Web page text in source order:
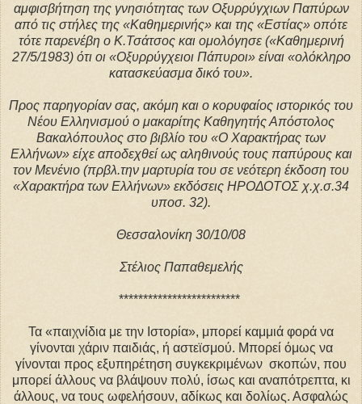
αμφισβήτηση της γνησιότητας των Οξυρρύγχιων Παπύρων
από τις στήλες της «Καθημερινής» και της «Εστίας» οπότε
τότε παρενέβη ο Κ.Τσάτσος και ομολόγησε («Καθημερινή
27/5/1983) ότι οι «Οξυρρύγχειοι Πάπυροι» είναι «ολόκληρο
κατασκεύασμα δικό του».
Προς παρηγορίαν σας, ακόμη και ο κορυφαίος ιστορικός του
Νέου Ελληνισμού ο μακαρίτης Καθηγητής Απόστολος
Βακαλόπουλος στο βιβλίο του «Ο Χαρακτήρας των
Ελλήνων» είχε αποδεχθεί ως αληθινούς τους παπύρους και
τον Μενένιο (πρβλ.την μαρτυρία του σε νεότερη έκδοση του
«Χαρακτήρα των Ελλήνων» εκδόσεις ΗΡΟΔΟΤΟΣ χ.χ.σ.34
υποσ. 32).
Θεσσαλονίκη 30/10/08
Στέλιος Παπαθεμελής
*************************
Τα «παιχνίδια με την Ιστορία», μπορεί καμμιά φορά να
γίνονται χάριν παιδιάς, ή αστεϊσμού. Μπορεί όμως να
γίνονται προς εξυπηρέτηση συγκεκριμένων σκοπών, που
μπορεί άλλους να βλάψουν πολύ, ίσως και αναπότρεπτα, κι
άλλους, να τους ωφελήσουν, αδίκως και δολίως. Ασφαλώς